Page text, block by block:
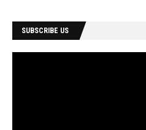
SUBSCRIBE US